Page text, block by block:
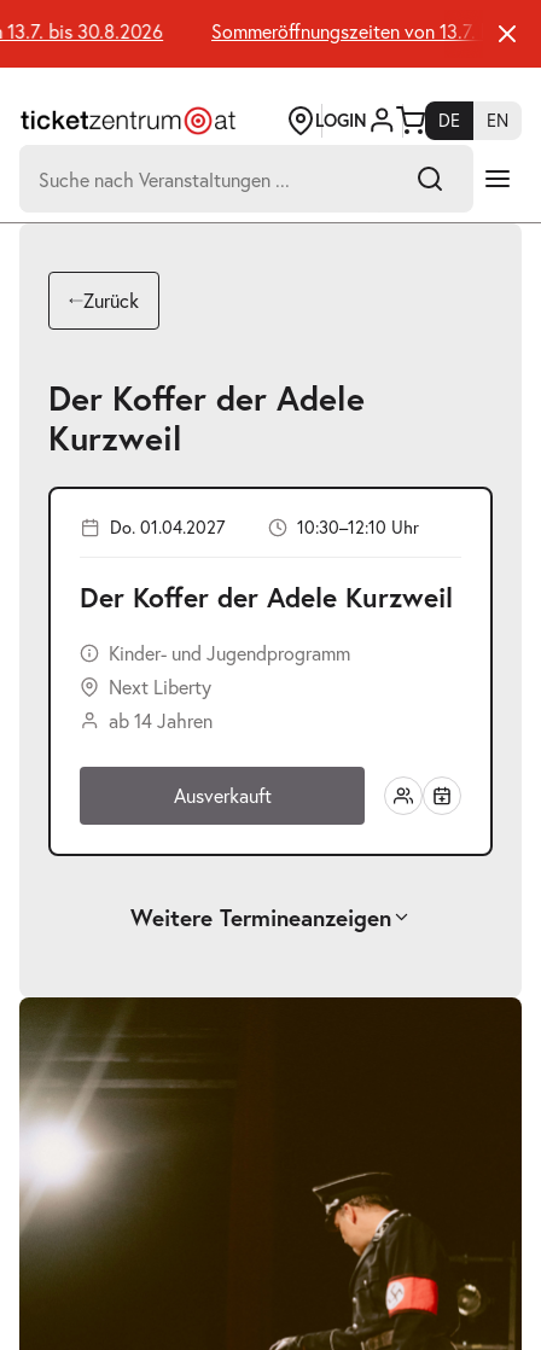
Seiteninhalt
springen
bis 30.8.2026 Sommeröffnungszeiten von 13.7. bis
LOGIN DE
EN
nach:
Suchtreffer:
Zurück
Der Koffer der Adele
Kurzweil
Do. 01.04.2027 10:30–12:10 Uhr
Der Koffer der Adele Kurzweil
Kinder- und Jugendprogramm
Next Liberty
ab 14 Jahren
Ausverkauft
Weitere Termineanzeigen
Der Koffer der Adele Kurzweil-
Mi. 25.11.2026
10:30–12:10 Uhr
Der Koffer der Adele Kurzweil-
Mi.
25.11.2026
Ausverkauft
Bildergalerie
überspringen